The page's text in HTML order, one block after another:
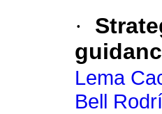
·
Lema
Bell